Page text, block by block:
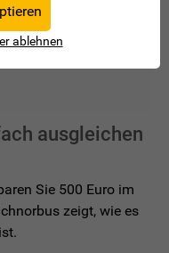
ausgleichen
Sie 500 Euro im
zeigt, wie es
ablehnen